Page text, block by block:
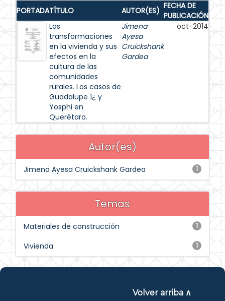
PORTADATÍTULO AUTOR(ES) FECHA DE
PUBLICACIÓN
Las
transformaciones
en la vivienda y sus
efectos en la
cultura de las
comunidades
rurales. Los casos de
Guadalupe 1¿ y
Yosphi en
Querétaro.
Jimena
Ayesa
Cruickshank
Gardea
oct-2014
Autor(es)
1
Jimena Ayesa Cruickshank Gardea
Temas
1
Materiales de construcción
1
Vivienda
Volver arriba ∧